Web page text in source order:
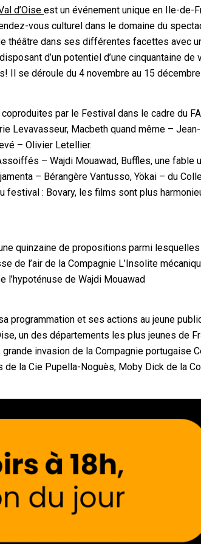
d’Oiseest un événement unique en Ile-de-
vous culturel dans le domaine du
théâtre dans ses différentes facettes avec
d’un potentiel d’une cinquantaine de
Il se déroule du 4 novembre au 15
par le Festival dans le cadre du
Levavasseur, Macbeth quand même –
– Olivier Letellier.
– Wajdi Mouawad, Buffles, une fable
– Bérangère Vantusso, Yökai – du
festival : Bovary, les films sont plus
quinzaine de propositions parmi
de l’air de la Compagnie L’Insolite
l’hypoténuse de Wajdi Mouawad
programmation et ses actions au jeune
un des départements les plus jeunes de
invasion de la Compagnie portugaise
la Cie Pupella-Noguès, Moby Dick de la